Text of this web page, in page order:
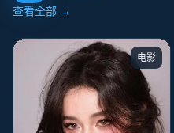
查看全部 →
电影